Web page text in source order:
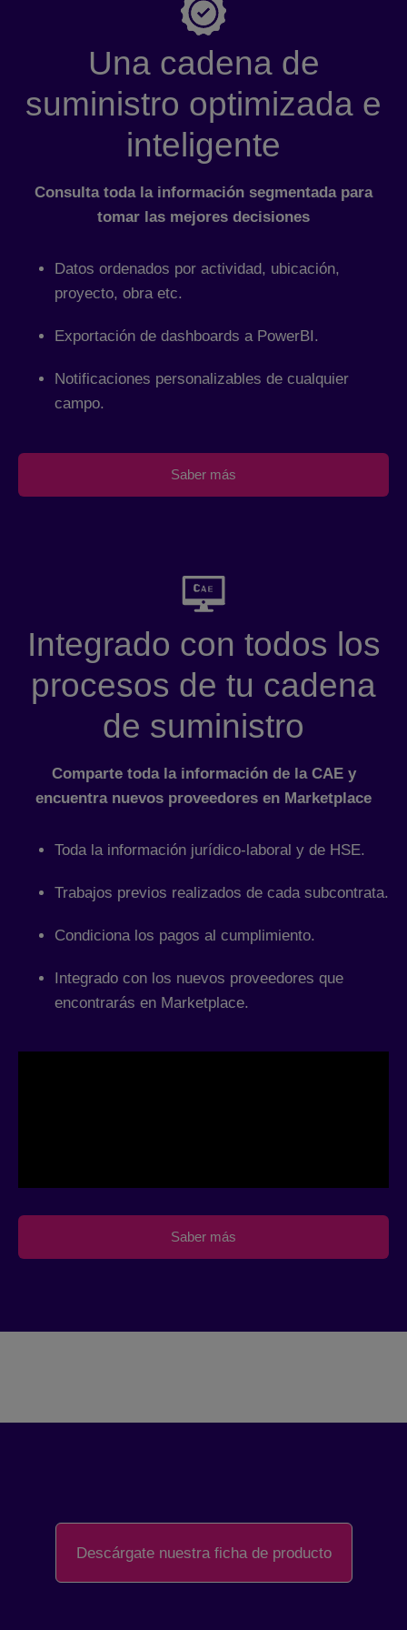
Una cadena de
suministro optimizada e
inteligente
Consulta toda la información segmentada para
tomar las mejores decisiones
Datos ordenados por actividad, ubicación,
proyecto, obra etc.
Exportación de dashboards a PowerBI.
Notificaciones personalizables de cualquier
campo.
Saber más
Integrado con todos los
procesos de tu cadena
de suministro
Comparte toda la información de la CAE y
encuentra nuevos proveedores en Marketplace
Toda la información jurídico-laboral y de HSE.
Trabajos previos realizados de cada subcontrata.
Condiciona los pagos al cumplimiento.
Integrado con los nuevos proveedores que
encontrarás en Marketplace.
Saber más
Descárgate nuestra ficha de producto